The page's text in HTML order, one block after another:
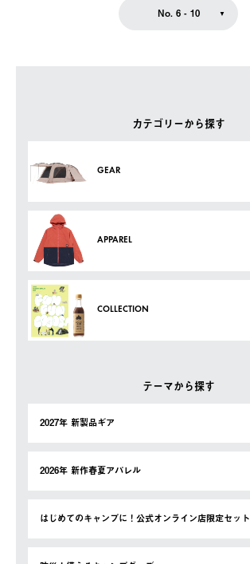
カテゴリーから探す
GEAR
APPAREL
COLLECTION
テーマから探す
2027年 新製品ギア
2026年 新作春夏アパレル
はじめてのキャンプに！公式オンライン店限定セット
No. 6 - 10